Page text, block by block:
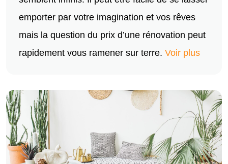
emporter par votre imagination et vos rêves
mais la question du prix d’une rénovation peut
rapidement vous ramener sur terre. Voir plus